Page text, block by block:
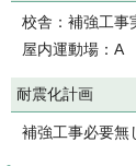
校舎：補強工事
屋内運動場：A
耐震化計画
補強工事必要無